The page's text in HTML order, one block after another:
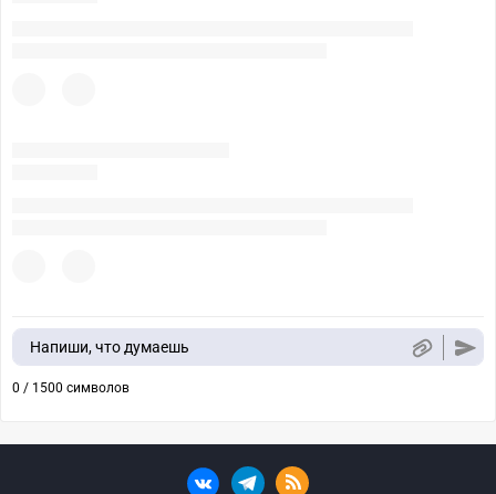
Напиши, что думаешь
0 / 1500 символов